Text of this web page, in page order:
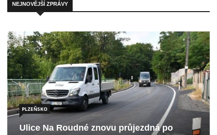
NEJNOVĚJŠÍ ZPRÁVY
PLZEŇSKO
Ulice Na Roudné znovu průjezdná po